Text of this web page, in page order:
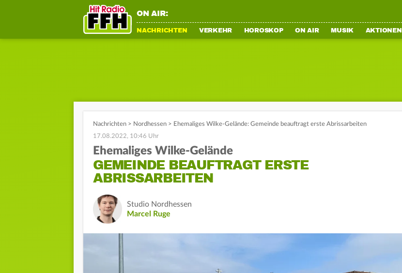
ON AIR:
NACHRICHTEN VERKEHR HOROSKOP ON AIR MUSIK AKTIONEN
Nachrichten > Nordhessen > Ehemaliges Wilke-Gelände: Gemeinde beauftragt erste Abrissarbeiten
17.08.2022, 10:46 Uhr
Ehemaliges Wilke-Gelände
GEMEINDE BEAUFTRAGT ERSTE
ABRISSARBEITEN
Studio Nordhessen
Marcel Ruge